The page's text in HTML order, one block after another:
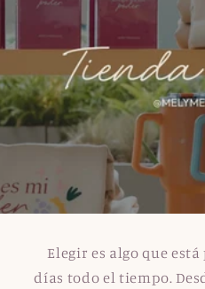
Elegir es algo que
días todo el tiempo.